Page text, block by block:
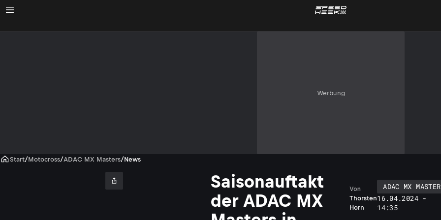
Werbung
Start/Motocross/ADAC MX Masters/News
Saisonauftakt
der ADAC MX
Thorsten
Horn
Von
ADAC MX
16.04.2024 -
14:35